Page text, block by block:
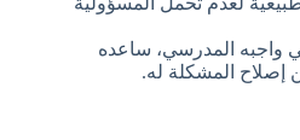
واجبه المدرسي، ساعده
إصلاح المشكلة له.